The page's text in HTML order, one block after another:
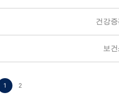
건강
보
1 2